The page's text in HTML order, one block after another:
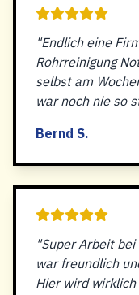
"Endlich eine
Rohrreinigung
selbst am
war noch nie so
Bernd S.
"Super Arbeit
war freundlich
Hier wird wirklich